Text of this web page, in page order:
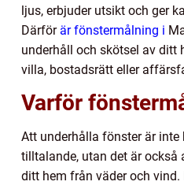
ljus, erbjuder utsikt och ger
Därför är fönstermålning i
underhåll och skötsel av ditt
villa, bostadsrätt eller
Varför
Att underhålla fönster är
tilltalande, utan det är också
ditt hem från väder och vind.